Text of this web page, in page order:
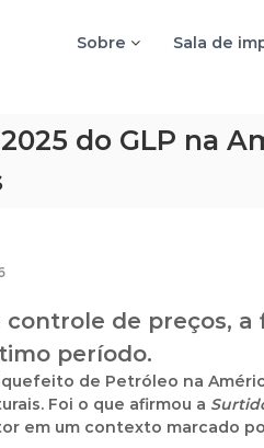
Sobre Sala de
do GLP na
controle de preços,
período.
de Petróleo na
Foi o que afirmou a
em um contexto marcado